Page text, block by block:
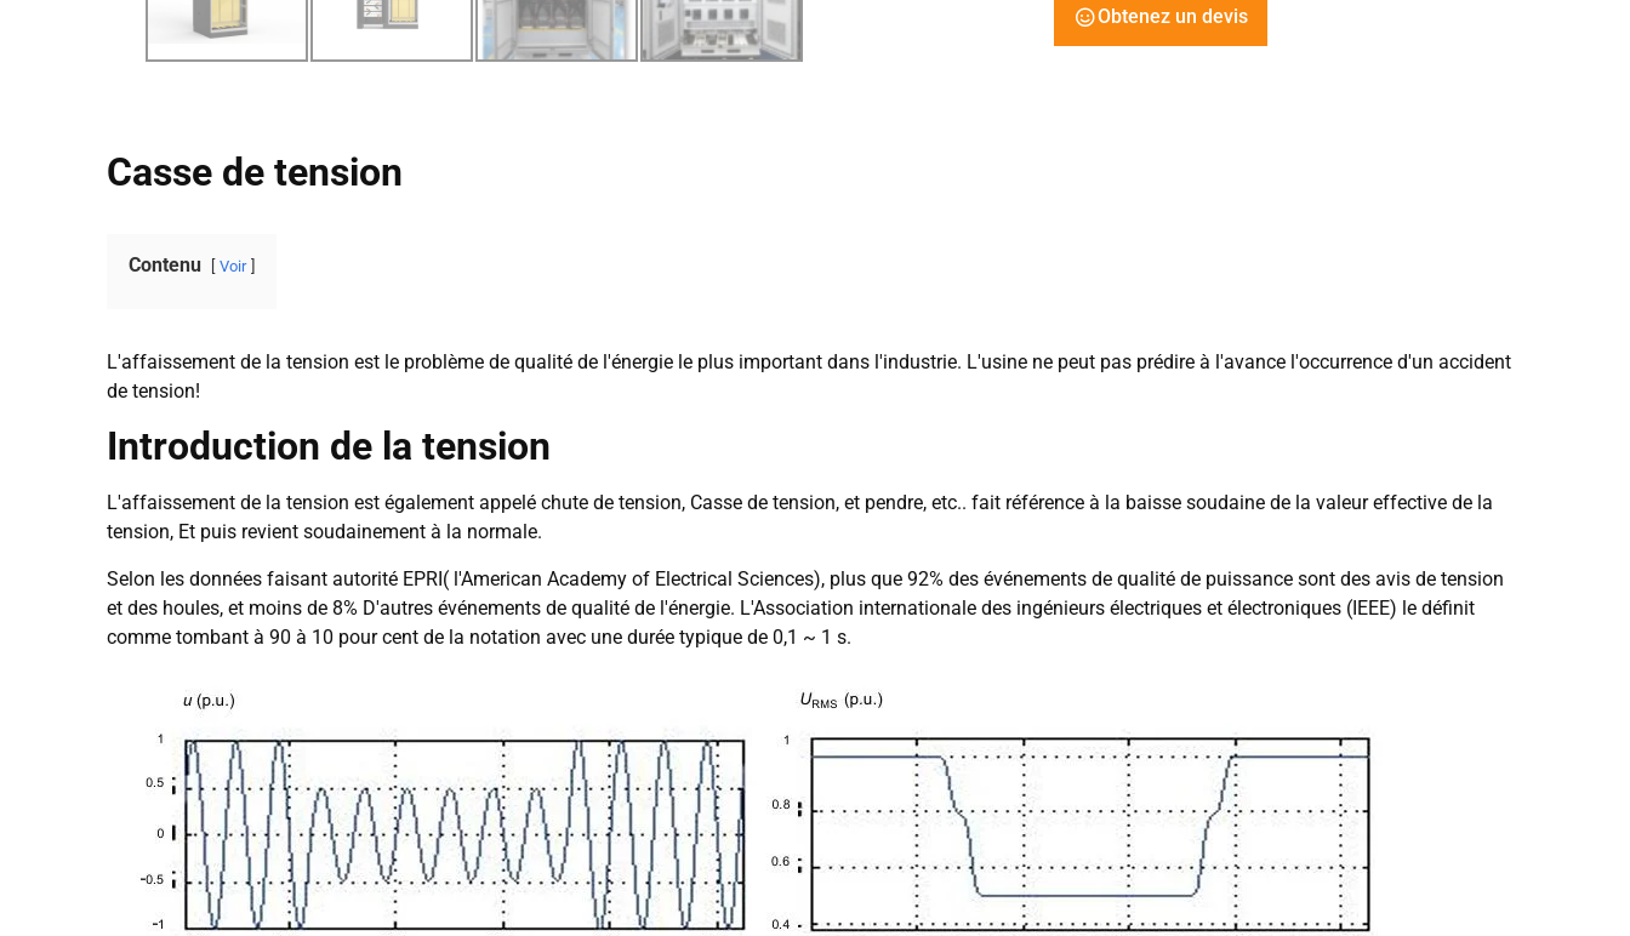
Obtenez un devis
Casse de tension
Contenu Voir
L'affaissement de la tension est le problème de qualité de l'énergie le plus important dans l'industrie. L'usine ne peut pas prédire à l'avance l'occurrence d'un accident
de tension!
Introduction de la tension
L'affaissement de la tension est également appelé chute de tension, Casse de tension, et pendre, etc.. fait référence à la baisse soudaine de la valeur effective de la
tension, Et puis revient soudainement à la normale.
Selon les données faisant autorité EPRI( l'American Academy of Electrical Sciences), plus que 92% des événements de qualité de puissance sont des avis de tension
et des houles, et moins de 8% D'autres événements de qualité de l'énergie. L'Association internationale des ingénieurs électriques et électroniques (IEEE) le définit
comme tombant à 90 à 10 pour cent de la notation avec une durée typique de 0,1 ~ 1 s.